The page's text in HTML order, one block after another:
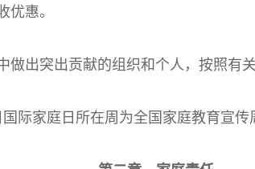
优惠。
出突出贡献的组织和个人，按照有关
家庭日所在周为全国家庭教育宣传